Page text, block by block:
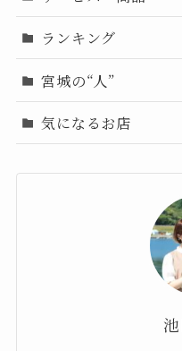
ランキング
宮城の“人”
気になるお店